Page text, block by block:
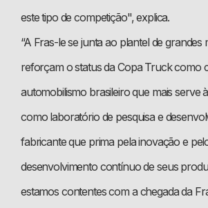
este tipo de competição", explica.
“A Fras-le se junta ao plantel de grandes
reforçam o status da Copa Truck como
automobilismo brasileiro que mais serve
como laboratório de pesquisa e
fabricante que prima pela inovação e
desenvolvimento contínuo de seus
estamos contentes com a chegada da